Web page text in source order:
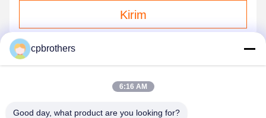
Kirim
cpbrothers
6:16 AM
Good day, what product are you looking for?